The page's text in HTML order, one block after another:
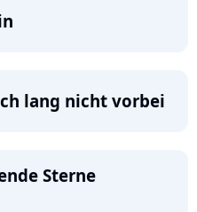
lang nicht vorbei
Sterne